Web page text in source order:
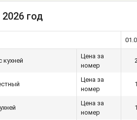
год
кухней
Цена за
номер
Цена за
номер
Цена за
номер